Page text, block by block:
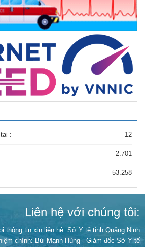
: 12
2.701
53.258
Liên hệ với chúng tôi:
thông tin xin liên hệ: Sở Y tế tỉnh Quảng Ninh
chính: Bùi Mạnh Hùng - Giám đốc Sở Y tế